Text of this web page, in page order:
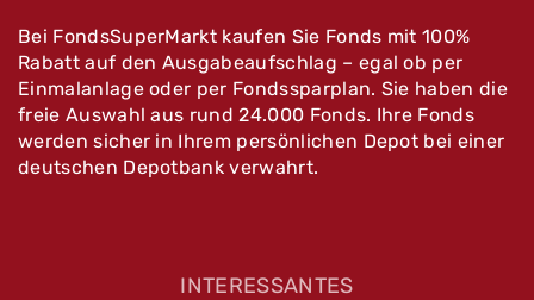
Bei FondsSuperMarkt kaufen Sie Fonds mit 100%
Rabatt auf den Ausgabeaufschlag – egal ob per
Einmalanlage oder per Fondssparplan. Sie haben die
freie Auswahl aus rund 24.000 Fonds. Ihre Fonds
werden sicher in Ihrem persönlichen Depot bei einer
deutschen Depotbank verwahrt.
INTERESSANTES